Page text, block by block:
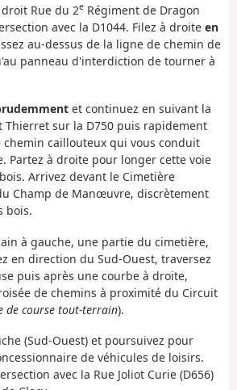
Rue du 2e Régiment de Dragon
avec la D1044. Filez à droite en
au-dessus de la ligne de chemin de
panneau d'interdiction de tourner à
et continuez en suivant la
Thierret sur la D750 puis rapidement
chemin caillouteux qui vous conduit
Partez à droite pour longer cette voie
Arrivez devant le Cimetière
Champ de Manœuvre, discrètement
bois.
à gauche, une partie du cimetière,
en direction du Sud-Ouest, traversez
puis après une courbe à droite,
de chemins à proximité du Circuit
de course tout-terrain).
(Sud-Ouest) et poursuivez pour
de véhicules de loisirs.
avec la Rue Joliot Curie (D656)